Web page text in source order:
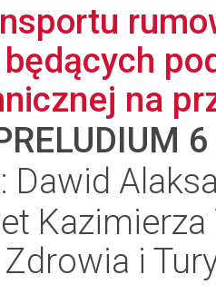
na
6
Dawid
Kazimierza
i